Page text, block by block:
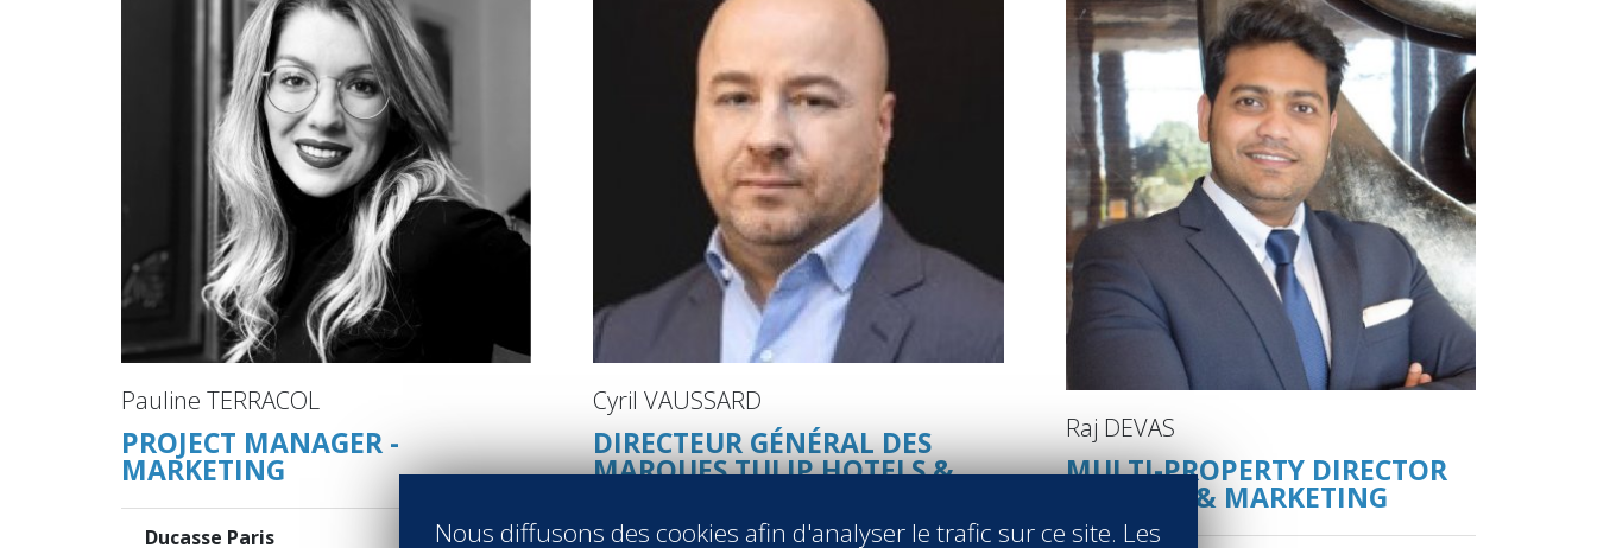
Pauline TERRACOL
PROJECT MANAGER -
MARKETING
Ducasse Paris
Cyril VAUSSARD
DIRECTEUR GÉNÉRAL DES
MARQUES TULIP HOTELS &
(HOSTEL)
Raj DEVAS
MULTI-PROPERTY DIRECTOR
OF SALES & MARKETING
Nous diffusons des cookies afin d'analyser le trafic sur ce site. Les